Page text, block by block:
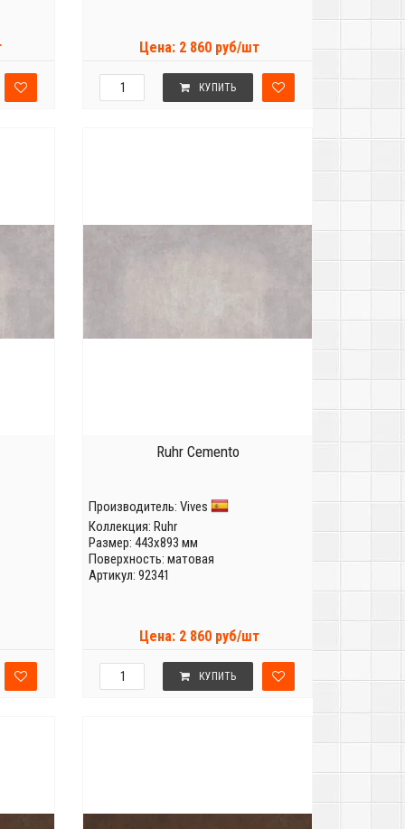
Цена: 2 860 руб/шт
КУПИТЬ
Ruhr Cemento
Производитель: Vives
Коллекция: Ruhr
Размер: 443x893 мм
Поверхность: матовая
Артикул: 92341
Цена: 2 860 руб/шт
КУПИТЬ